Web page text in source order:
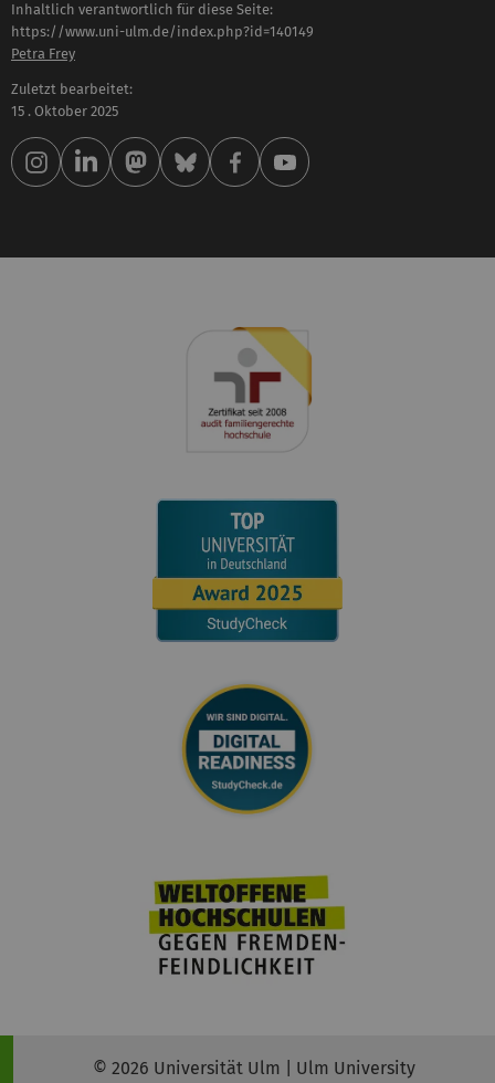
Inhaltlich verantwortlich für diese Seite:
https://www.uni-ulm.de/index.php?id=140149
Petra Frey
Zuletzt bearbeitet:
15 . Oktober 2025
© 2026 Universität Ulm | Ulm University